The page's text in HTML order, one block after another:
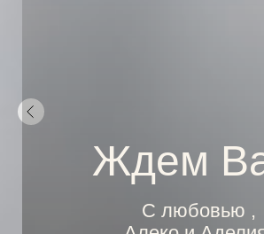
С любовью ,
Ждем